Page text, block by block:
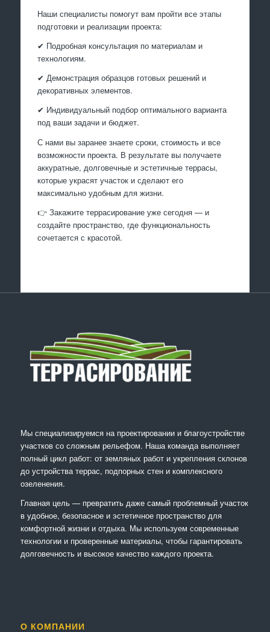
Наши специалисты помогут вам пройти все этапы
подготовки и реализации проекта:
✔ Подробная консультация по материалам и
технологиям.
✔ Демонстрация образцов готовых решений и
декоративных элементов.
✔ Индивидуальный подбор оптимального варианта
под ваши задачи и бюджет.
С нами вы заранее знаете сроки, стоимость и все
возможности проекта. В результате вы получаете
аккуратные, долговечные и эстетичные террасы,
которые украсят участок и сделают его
максимально удобным для жизни.
👉 Закажите террасирование уже сегодня — и
создайте пространство, где функциональность
сочетается с красотой.
Мы специализируемся на проектировании и благоустройстве
участков со сложным рельефом. Наша команда выполняет
полный цикл работ: от земляных работ и укрепления склонов
до устройства террас, подпорных стен и комплексного
озеленения.
Главная цель — превратить даже самый проблемный участок
в удобное, безопасное и эстетичное пространство для
комфортной жизни и отдыха. Мы используем современные
технологии и проверенные материалы, чтобы гарантировать
долговечность и высокое качество каждого проекта.
О КОМПАНИИ